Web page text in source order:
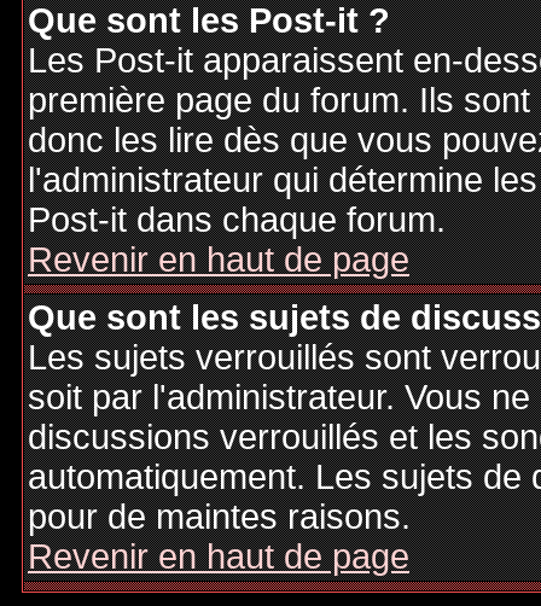
Que sont les Post-it ?
Les Post-it apparaissent en-
première page du forum. Ils
donc les lire dès que vous
l'administrateur qui détermine
Post-it dans chaque forum.
Revenir en haut de page
Que sont les sujets de
Les sujets verrouillés sont
soit par l'administrateur. Vous
discussions verrouillés et les
automatiquement. Les sujets
pour de maintes raisons.
Revenir en haut de page